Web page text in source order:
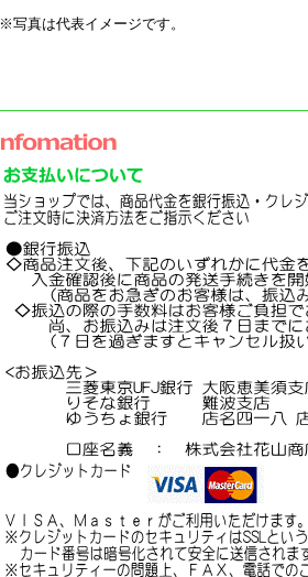
※写真は代表イメージです。